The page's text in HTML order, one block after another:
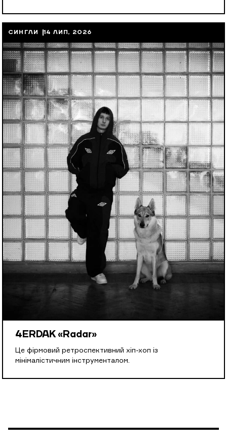
СИНГЛИ 14 ЛИП, 2026
4ERDAK «Radar»
Це фірмовий ретроспективний хіп-хоп із
мінімалістичним інструменталом.